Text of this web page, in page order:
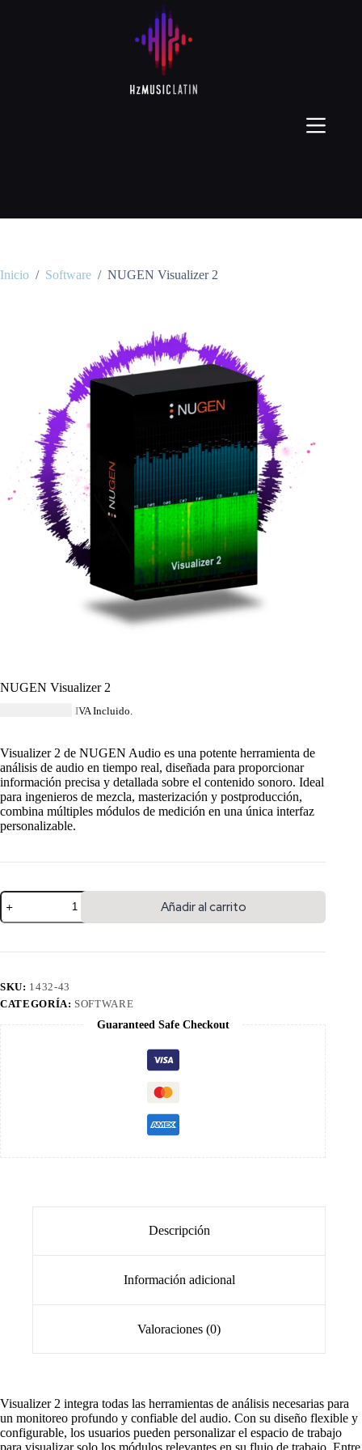
Inicio / Software / NUGEN Visualizer 2
NUGEN Visualizer 2
IVA Incluido.
Visualizer 2 de NUGEN Audio es una potente herramienta de
análisis de audio en tiempo real, diseñada para proporcionar
información precisa y detallada sobre el contenido sonoro. Ideal
para ingenieros de mezcla, masterización y postproducción,
combina múltiples módulos de medición en una única interfaz
personalizable.
Añadir al carrito
SKU: 1432-43
CATEGORÍA: SOFTWARE
Guaranteed Safe Checkout
Descripción
Información adicional
Valoraciones (0)
Visualizer 2 integra todas las herramientas de análisis necesarias para
un monitoreo profundo y confiable del audio. Con su diseño flexible y
configurable, los usuarios pueden personalizar el espacio de trabajo
para visualizar solo los módulos relevantes en su flujo de trabajo. Entre